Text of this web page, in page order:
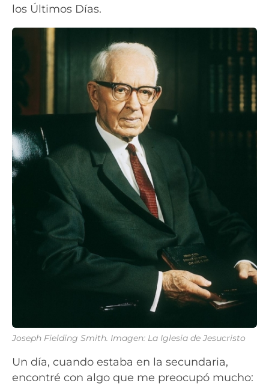
los Últimos Días.
Joseph Fielding Smith. Imagen: La Iglesia de Jesucristo
Un día, cuando estaba en la secundaria,
encontré con algo que me preocupó mucho: